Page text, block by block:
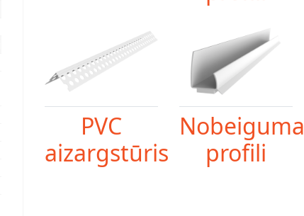
PVC
aizargstūris
Nobeiguma
profili